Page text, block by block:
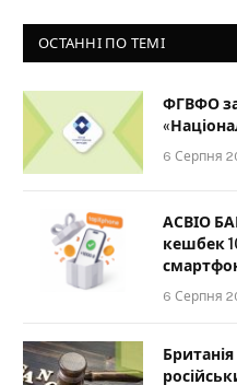
ОСТАННІ ПО ТЕМІ
ФГВФО
6 Серпня
АСВІО
кешбек
6 Серпня